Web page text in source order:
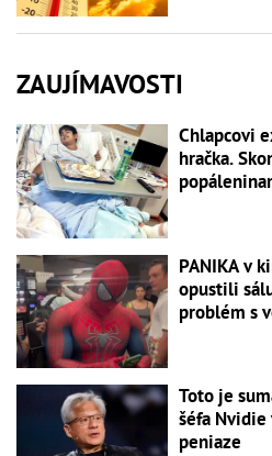
ZAUJÍMAVOSTI
Chlapcovi
hračka.
PANIKA v
opustili
problém s
Toto je
šéfa
peniaze